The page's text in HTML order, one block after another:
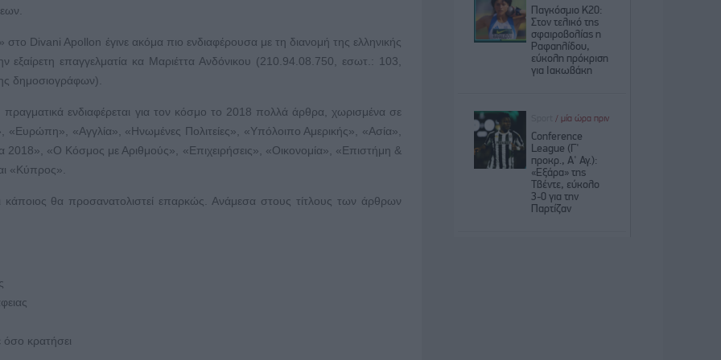
Divani Apollon έγινε ακόμα πιο ενδιαφέρουσα με τη διανομή της ελληνικής
επαγγελματία κα Μαριέττα Ανδόνικου (210.94.08.750, εσωτ.: 103,
δημοσιογράφων).
ενδιαφέρεται για τον κόσμο το 2018 πολλά άρθρα, χωρισμένα σε
«Αγγλία», «Ηνωμένες Πολιτείες», «Υπόλοιπο Αμερικής», «Ασία»,
«Ο Κόσμος με Αριθμούς», «Επιχειρήσεις», «Οικονομία», «Επιστήμη &
«Κύπρος».
θα προσανατολιστεί επαρκώς. Ανάμεσα στους τίτλους των άρθρων
κρατήσει